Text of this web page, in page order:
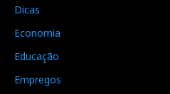
Dicas
Economia
Educação
Empregos